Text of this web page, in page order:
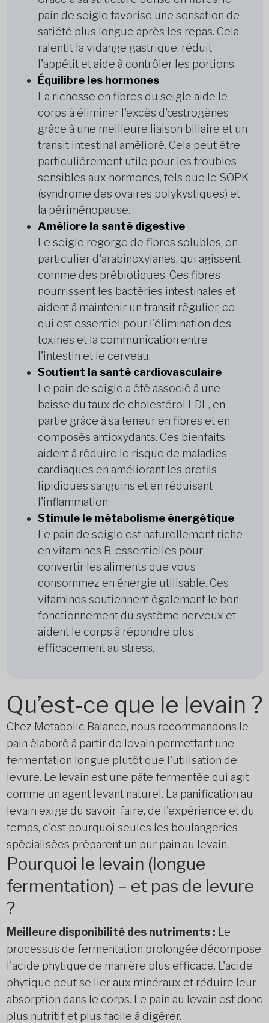
pain de seigle favorise une sensation de
satiété plus longue après les repas. Cela
ralentit la vidange gastrique, réduit
l'appétit et aide à contrôler les portions.
Équilibre les hormones
La richesse en fibres du seigle aide le
corps à éliminer l'excès d'œstrogènes
grâce à une meilleure liaison biliaire et un
transit intestinal amélioré. Cela peut être
particulièrement utile pour les troubles
sensibles aux hormones, tels que le SOPK
(syndrome des ovaires polykystiques) et
la périménopause.
Améliore la santé digestive
Le seigle regorge de fibres solubles, en
particulier d'arabinoxylanes, qui agissent
comme des prébiotiques. Ces fibres
nourrissent les bactéries intestinales et
aident à maintenir un transit régulier, ce
qui est essentiel pour l'élimination des
toxines et la communication entre
l'intestin et le cerveau.
Soutient la santé cardiovasculaire
Le pain de seigle a été associé à une
baisse du taux de cholestérol LDL, en
partie grâce à sa teneur en fibres et en
composés antioxydants. Ces bienfaits
aident à réduire le risque de maladies
cardiaques en améliorant les profils
lipidiques sanguins et en réduisant
l'inflammation.
Stimule le métabolisme énergétique
Le pain de seigle est naturellement riche
en vitamines B, essentielles pour
convertir les aliments que vous
consommez en énergie utilisable. Ces
vitamines soutiennent également le bon
fonctionnement du système nerveux et
aident le corps à répondre plus
efficacement au stress.
Qu’est-ce que le levain ?
Chez Metabolic Balance, nous recommandons le
pain élaboré à partir de levain permettant une
fermentation longue plutôt que l'utilisation de
levure. Le levain est une pâte fermentée qui agit
comme un agent levant naturel. La panification au
levain exige du savoir-faire, de l'expérience et du
temps, c'est pourquoi seules les boulangeries
spécialisées préparent un pur pain au levain.
Pourquoi le levain (longue
fermentation) – et pas de levure
?
Meilleure disponibilité des nutriments :
Le
processus de fermentation prolongée décompose
l'acide phytique de manière plus efficace. L'acide
phytique peut se lier aux minéraux et réduire leur
absorption dans le corps. Le pain au levain est donc
plus nutritif et plus facile à digérer.